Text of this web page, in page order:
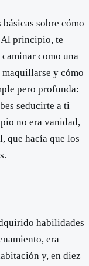
sobre cómo
principio, te
como una
y cómo
pero profunda:
seducirte a ti
no era vanidad,
que hacía que los
habilidades
era
y, en diez